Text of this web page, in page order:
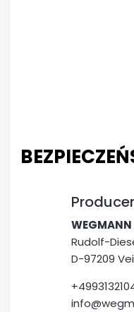
WEGMANN
Rudolf-
D-97209